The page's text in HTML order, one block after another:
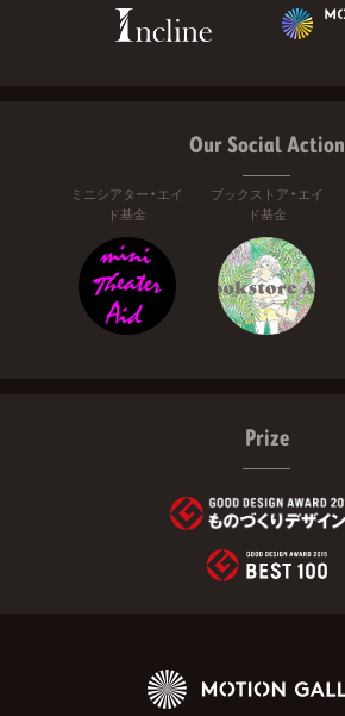
Our Social Action
ミニシアター・エイ
ド基金
ブックストア・エイ
ド基金
Prize